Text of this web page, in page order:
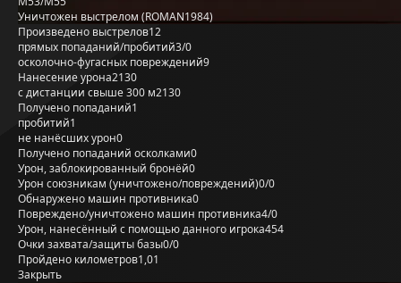
Уничтожен выстрелом (ROMAN1984)
Произведено выстрелов12
прямых попаданий/пробитий3/0
осколочно-фугасных повреждений9
Нанесение урона2130
с дистанции свыше 300 м2130
Получено попаданий1
пробитий1
не нанёсших урон0
Получено попаданий осколками0
Урон, заблокированный бронёй0
Урон союзникам (уничтожено/повреждений)0/0
Обнаружено машин противника0
Повреждено/уничтожено машин противника4/0
Урон, нанесённый с помощью данного игрока454
Очки захвата/защиты базы0/0
Пройдено километров1,01
Закрыть